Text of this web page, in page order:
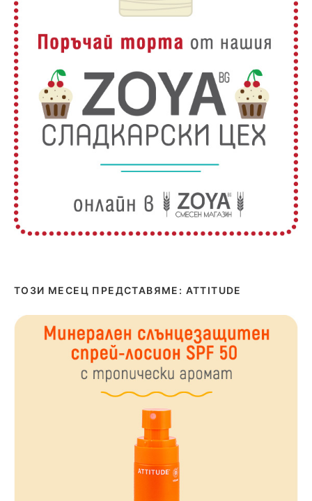
ТОЗИ МЕСЕЦ ПРЕДСТАВЯМЕ: ATTITUDE